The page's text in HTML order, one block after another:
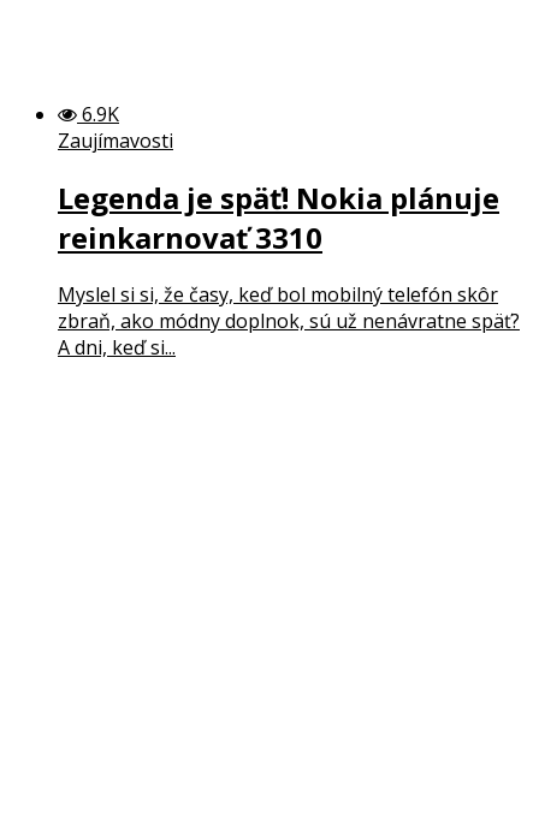
6.9K
Zaujímavosti
Legenda je späť! Nokia plánuje
reinkarnovať 3310
Myslel si si, že časy, keď bol mobilný telefón skôr
zbraň, ako módny doplnok, sú už nenávratne späť?
A dni, keď si...